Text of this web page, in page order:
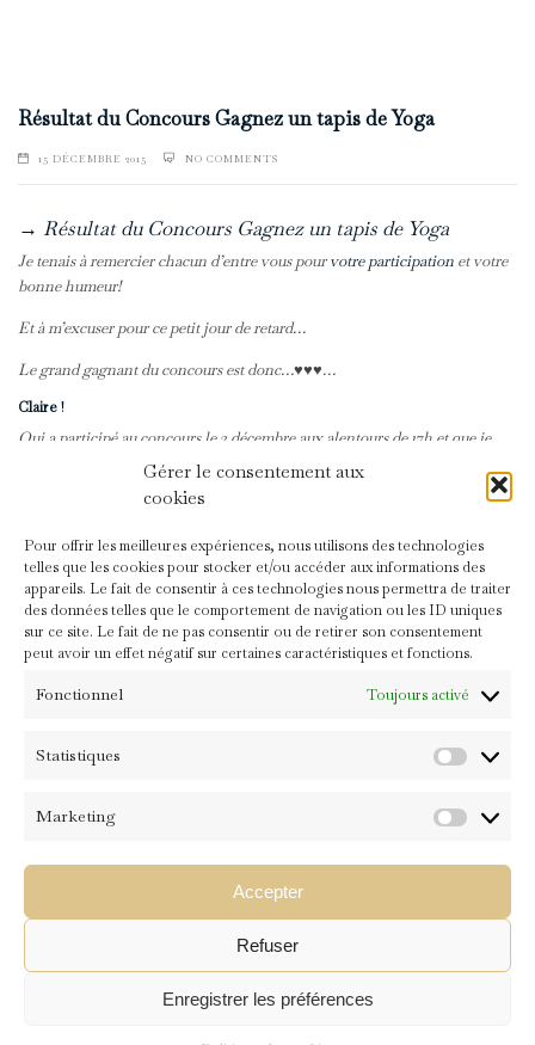
Gérer le consentement aux
cookies
Pour offrir les meilleures expériences, nous utilisons des technologies
telles que les cookies pour stocker et/ou accéder aux informations des
appareils. Le fait de consentir à ces technologies nous permettra de traiter
des données telles que le comportement de navigation ou les ID uniques
sur ce site. Le fait de ne pas consentir ou de retirer son consentement
peut avoir un effet négatif sur certaines caractéristiques et fonctions.
Fonctionnel Toujours activé
Statistiques
Marketing
Accepter
Refuser
Enregistrer les préférences
Résultat du Concours Gagnez un tapis de Yoga
15 DÉCEMBRE 2015 NO COMMENTS
→ Résultat du Concours Gagnez un tapis de Yoga
Je tenais à remercier chacun d’entre vous pourvotre participation et votre
bonne humeur!
Et à m’excuser pour ce petit jour de retard…
Le grand gagnant du concours est donc…♥♥♥…
Claire!
Qui a participé au concours le 2 décembre aux alentours de 17h et que je
contacterai très vite par email!
A bientôt pour un nouveau jeu!
Je vous souhaite à tous de très belles fêtes de fin d’année!
Yogiquement vôtre,
Maud
Gagnez un tapis de Yoga pour Noël
1 DÉCEMBRE 2015
Si vous souhaitez gagner untapis de yoga(orange ou rose) pour Noël
et vos aventures yogiques, c’est simple…